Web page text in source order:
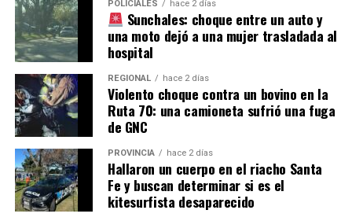
POLICIALES hace 2 días
Sunchales: choque entre un auto y
una moto dejó a una mujer trasladada al
hospital
REGIONAL hace 2 días
Violento choque contra un bovino en la
Ruta 70: una camioneta sufrió una fuga
de GNC
PROVINCIA hace 2 días
Hallaron un cuerpo en el riacho Santa
Fe y buscan determinar si es el
kitesurfista desaparecido